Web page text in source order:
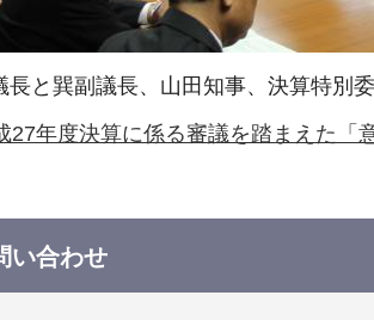
長と巽副議長、山田知事、決算特別
27年度決算に係る審議を踏まえた「
い合わせ